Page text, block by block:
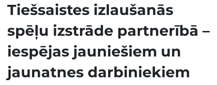
Tiešsaistes izlaušanās
spēļu izstrāde partnerībā –
iespējas jauniešiem un
jaunatnes darbiniekiem